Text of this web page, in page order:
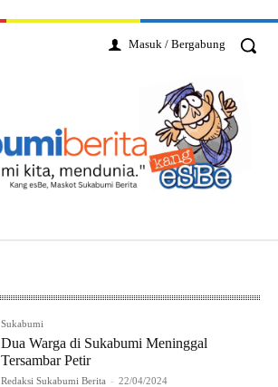
Masuk / Bergabung
Sukabumi
Dua Warga di Sukabumi Meninggal
Tersambar Petir
Redaksi Sukabumi Berita - 22/04/2024